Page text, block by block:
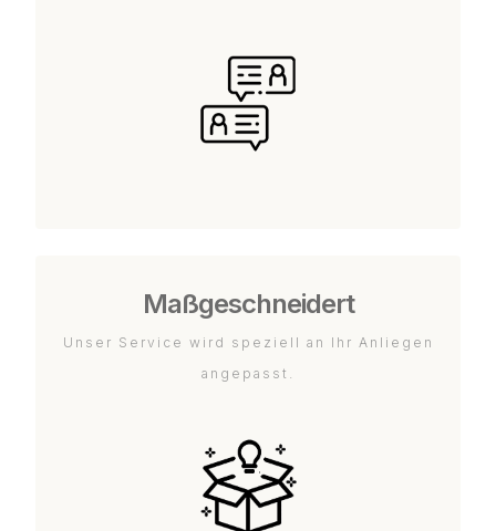
Maßgeschneidert
Unser Service wird speziell an Ihr Anliegen
angepasst.